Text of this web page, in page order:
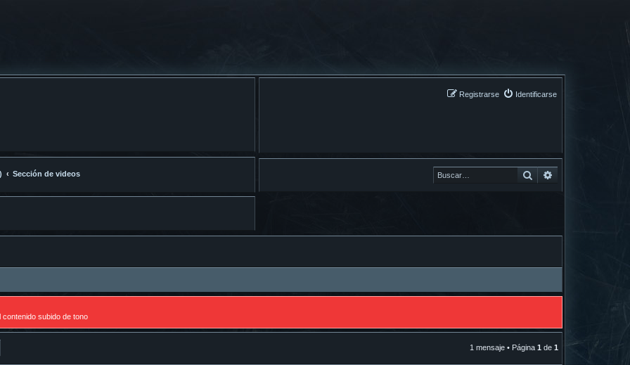
Identificarse
Registrarse
Buscar
Sección de videos
subido de tono
1 mensaje • Página 1 de 1